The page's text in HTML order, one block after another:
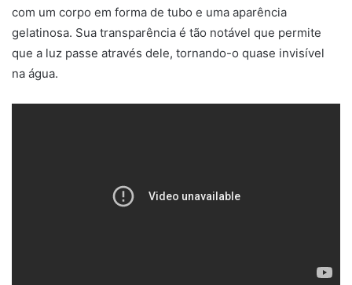
com um corpo em forma de tubo e uma aparência
gelatinosa. Sua transparência é tão notável que permite
que a luz passe através dele, tornando-o quase invisível
na água.